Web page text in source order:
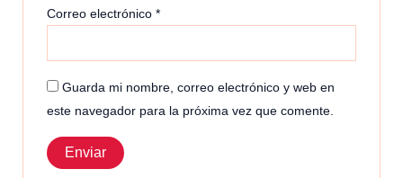
Correo electrónico*
Guarda mi nombre, correo electrónico y web en
este navegador para la próxima vez que comente.